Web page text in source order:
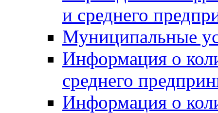
и среднего
Муниципальные
Информация о
среднего
Информация о